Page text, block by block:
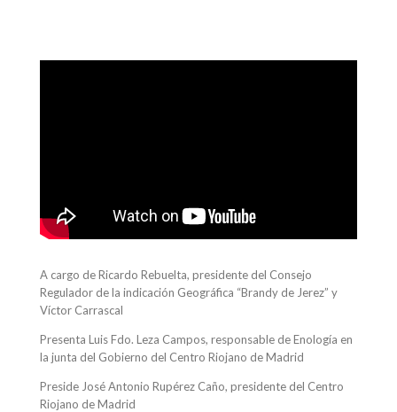
A cargo de Ricardo Rebuelta, presidente del Consejo
Regulador de la indicación Geográfica “Brandy de Jerez” y
Víctor Carrascal
Presenta Luis Fdo. Leza Campos, responsable de Enología en
la junta del Gobierno del Centro Riojano de Madrid
Preside José Antonio Rupérez Caño, presidente del Centro
Riojano de Madrid